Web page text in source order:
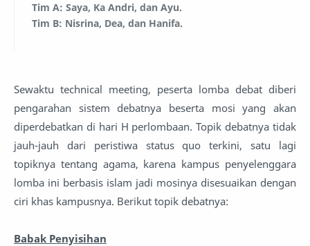
Tim A: Saya, Ka Andri, dan Ayu.
Tim B: Nisrina, Dea, dan Hanifa.
Sewaktu technical meeting, peserta lomba debat diberi
pengarahan sistem debatnya beserta mosi yang akan
diperdebatkan di hari H perlombaan. Topik debatnya tidak
jauh-jauh dari peristiwa status quo terkini, satu lagi
topiknya tentang agama, karena kampus penyelenggara
lomba ini berbasis islam jadi mosinya disesuaikan dengan
ciri khas kampusnya. Berikut topik debatnya:
Babak Penyisihan